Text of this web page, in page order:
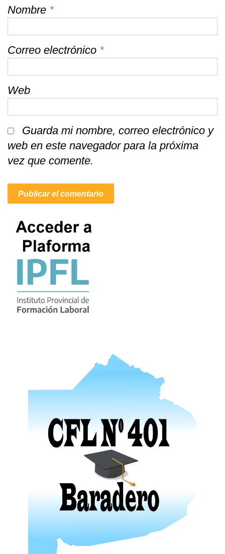
Nombre *
Correo electrónico *
Web
Guarda mi nombre, correo electrónico y
web en este navegador para la próxima
vez que comente.